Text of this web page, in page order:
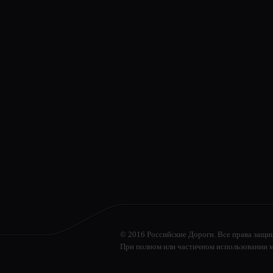
© 2016 Российские Дороги. Все права
При полном или частичном использовании